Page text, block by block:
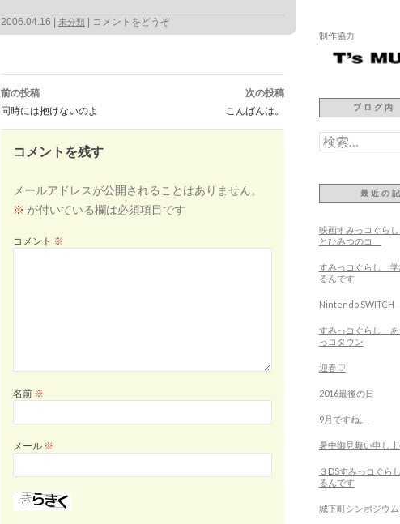
2006.04.16 未分類 コメントをどうぞ
投
稿
ナ
ビ
ゲ
シ
前の投稿
同時には抱けないのよ
次の投稿
こんばんは。
コメントを残す
メールアドレスが公開されることはありません。
※ が付いている欄は必須項目です
コメント ※
名前 ※
メール ※
制作協力
ブログ内
検
索:
最近の
映画すみっコぐら
とひみつのコ
すみっコぐらし 学
るんです
Nintendo
すみっコぐらし あ
っコタウン
迎春♡
2016最後の日
9月ですね。
暑中御見舞い申し
３DSすみっコぐら
るんです
城下町シンポジウム